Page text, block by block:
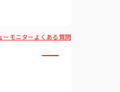
モニターよくある質問